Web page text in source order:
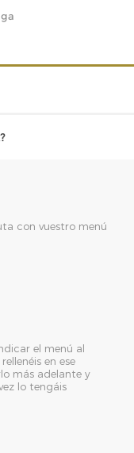
con vuestro menú
el menú al
en ese
más adelante y
lo tengáis